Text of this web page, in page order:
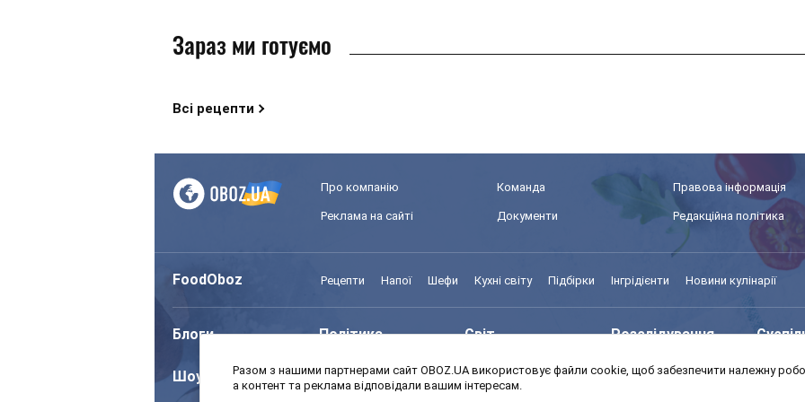
Зараз ми готуємо
Всі рецепти
Про компанію Команда Правова інформація
Реклама на сайті Документи Редакційна політика
FoodOboz Рецепти Напої Шефи Кухні світу Підбірки Інгрідієнти Новини кулінарії
Блоги Політика Світ Розслідування
Шоу Спорт Моя школа Авто
Разом з нашими партнерами сайт OBOZ.UA використовує файли cookie, щоб забезпечити належну
а контент та реклама відповідали вашим інтересам.